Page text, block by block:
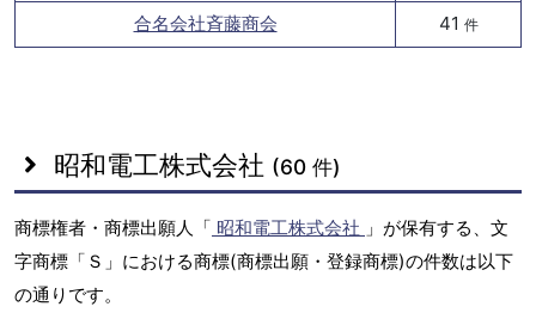
合名会社斉藤商会 41 件
昭和電工株式会社 (60 件)
商標権者・商標出願人「 昭和電工株式会社 」が保有する、文
字商標「Ｓ」における商標(商標出願・登録商標)の件数は以下
の通りです。